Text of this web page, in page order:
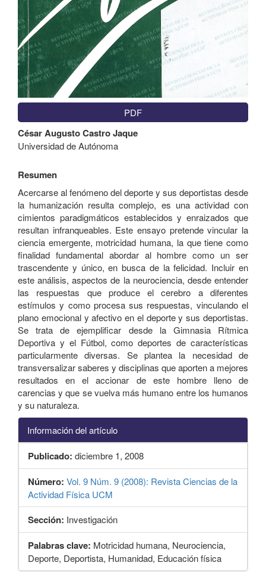
PDF
Contenido
principal
del
César Augusto Castro Jaque
Universidad de Autónoma
Resumen
Acercarse al fenómeno del deporte y sus deportistas desde
la humanización resulta complejo, es una actividad con
cimientos paradigmáticos establecidos y enraizados que
resultan infranqueables. Este ensayo pretende vincular la
ciencia emergente, motricidad humana, la que tiene como
finalidad fundamental abordar al hombre como un ser
trascendente y único, en busca de la felicidad. Incluir en
este análisis, aspectos de la neurociencia, desde entender
las respuestas que produce el cerebro a diferentes
estímulos y como procesa sus respuestas, vinculando el
plano emocional y afectivo en el deporte y sus deportistas.
Se trata de ejemplificar desde la Gimnasia Rítmica
Deportiva y el Fútbol, como deportes de características
particularmente diversas. Se plantea la necesidad de
transversalizar saberes y disciplinas que aporten a mejores
resultados en el accionar de este hombre lleno de
carencias y que se vuelva más humano entre los humanos
y su naturaleza.
Información del artículo
Publicado: diciembre 1, 2008
Número: Vol. 9 Núm. 9 (2008): Revista Ciencias de la
Actividad Física UCM
Sección: Investigación
Palabras clave: Motricidad humana, Neurociencia,
Deporte, Deportista, Humanidad, Educación física